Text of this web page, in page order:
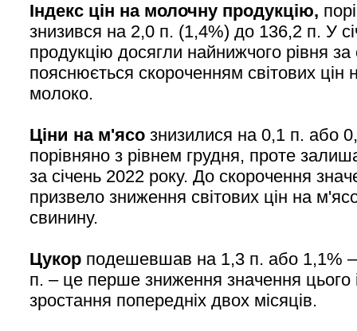
Індекс цін на молочну продукцію,
знизився на 2,0 п. (1,4%) до 136,2 п. У
продукцію досягли найнижчого рівня за
пояснюється скороченням світових цін
молоко.
Ціни на м'ясо знизилися на 0,1 п. або
порівняно з рівнем грудня, проте
за січень 2022 року. До скорочення
призвело зниження світових цін на
свинину.
Цукор подешевшав на 1,3 п. або 1,1% –
п. – це перше зниження значення цього
зростання попередніх двох місяців.